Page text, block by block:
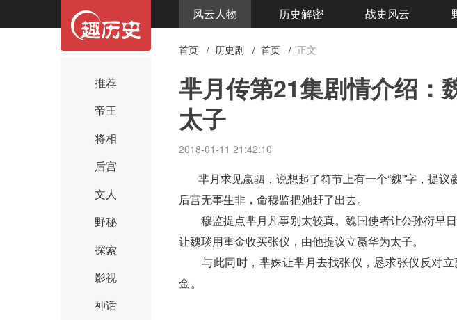
风云人物 历史解密 战史风云
推荐
帝王
将相
后宫
文人
野秘
探索
影视
神话
首页 / 历史剧 / 首页 / 正文
芈月传第21集剧情介绍：
太子
2018-01-11 21:42:10
芈月求见嬴驷 ，说想起了符节上有一个“魏”字，提
后宫无事生非 ，命穆监把她赶了出去。
穆监提点芈月凡事别太较真。魏国使者让公孙衍早
让魏琰用重金收买张仪 ，由他提议立嬴华为太子。
与此同时， 芈姝让芈月去找张仪，恳求张仪反对
金。